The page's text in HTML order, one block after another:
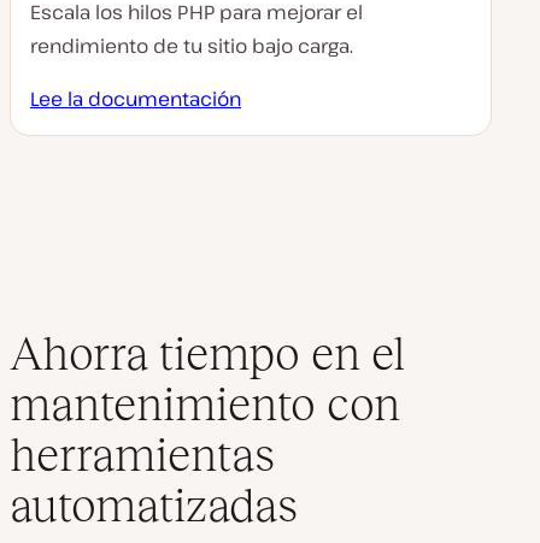
Escala los hilos PHP para mejorar el
rendimiento de tu sitio bajo carga.
Lee la documentación
Ahorra tiempo en el
mantenimiento con
herramientas
automatizadas